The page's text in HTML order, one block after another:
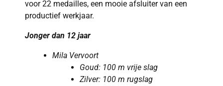
voor 22 medailles, een mooie afsluiter van een
productief werkjaar.
Jonger dan 12 jaar
Mila Vervoort
Goud: 100 m vrije slag
Zilver: 100 m rugslag